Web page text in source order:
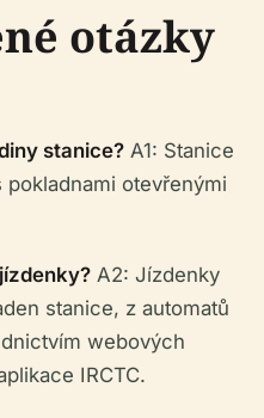
otázky
stanice? A1: Stanice
otevřenými
A2: Jízdenky
stanice, z automatů
webových
IRCTC.